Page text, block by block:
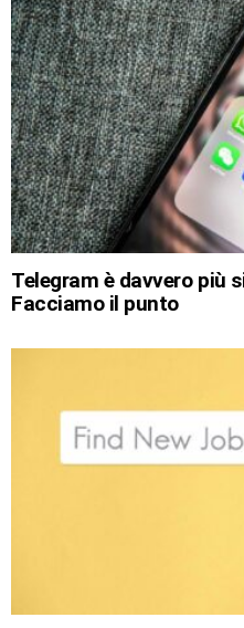
Telegram è davvero più
Facciamo il punto